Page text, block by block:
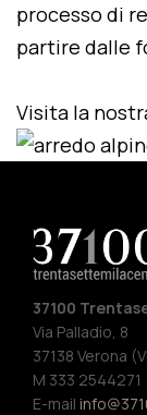
processo di
partire dalle
Visita la
37100
Via Palladio, 8
37138 Verona
M 333 2544271
E-mail